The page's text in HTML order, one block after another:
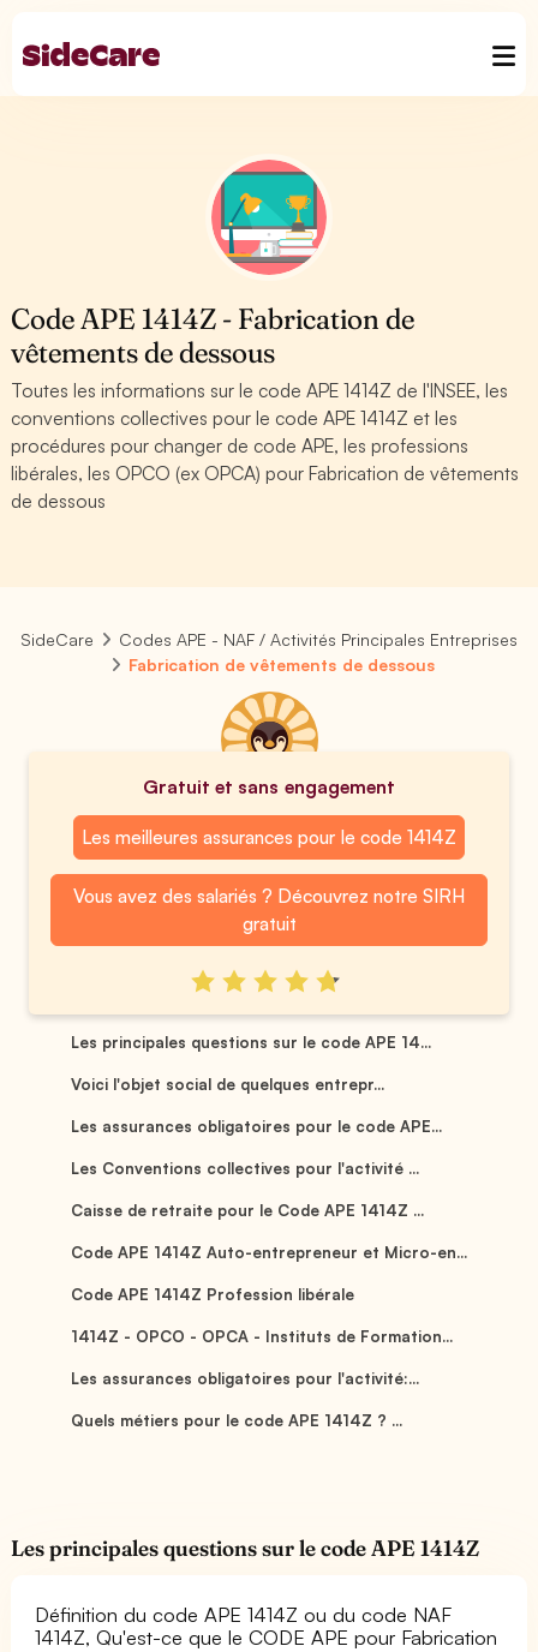
Code APE 1414Z - Fabrication de
vêtements de dessous
Toutes les informations sur le code APE 1414Z de l'INSEE, les
conventions collectives pour le code APE 1414Z et les
procédures pour changer de code APE, les professions
libérales, les OPCO (ex OPCA) pour Fabrication de vêtements
de dessous
SideCare
Codes APE - NAF / Activités Principales Entreprises
Fabrication de vêtements de dessous
Gratuit et sans engagement
Les meilleures assurances pour le code 1414Z
Vous avez des salariés ? Découvrez notre SIRH
gratuit
Les principales questions sur le code APE 14...
Voici l'objet social de quelques entrepr...
Les assurances obligatoires pour le code APE...
Les Conventions collectives pour l'activité ...
Caisse de retraite pour le Code APE 1414Z ...
Code APE 1414Z Auto-entrepreneur et Micro-en...
Code APE 1414Z Profession libérale
1414Z - OPCO - OPCA - Instituts de Formation...
Les assurances obligatoires pour l'activité:...
Quels métiers pour le code APE 1414Z ? ...
Les principales questions sur le code APE 1414Z
Définition du code APE 1414Z ou du code NAF
1414Z, Qu'est-ce que le CODE APE pour Fabrication